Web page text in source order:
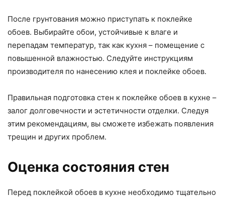
После грунтования можно приступать к поклейке
обоев. Выбирайте обои, устойчивые к влаге и
перепадам температур, так как кухня – помещение с
повышенной влажностью. Следуйте инструкциям
производителя по нанесению клея и поклейке обоев.
Правильная подготовка стен к поклейке обоев в кухне –
залог долговечности и эстетичности отделки. Следуя
этим рекомендациям, вы сможете избежать появления
трещин и других проблем.
Оценка состояния стен
Перед поклейкой обоев в кухне необходимо тщательно